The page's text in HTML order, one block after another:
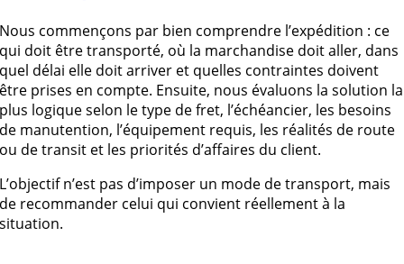
Nous commençons par bien comprendre l’expédition : ce
qui doit être transporté, où la marchandise doit aller, dans
quel délai elle doit arriver et quelles contraintes doivent
être prises en compte. Ensuite, nous évaluons la solution la
plus logique selon le type de fret, l’échéancier, les besoins
de manutention, l’équipement requis, les réalités de route
ou de transit et les priorités d’affaires du client.
L’objectif n’est pas d’imposer un mode de transport, mais
de recommander celui qui convient réellement à la
situation.